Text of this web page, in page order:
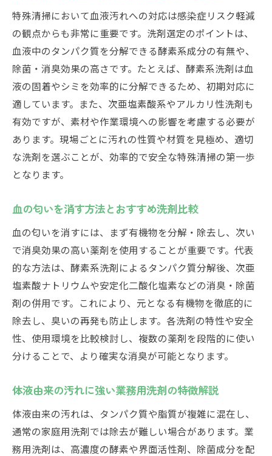
特殊清掃において血液汚れへの対応は感染症リスク軽減
の観点からも非常に重要です。洗剤選定のポイントは、
血液中のタンパク質を分解できる酵素系成分の有無や、
除菌・消臭効果の高さです。たとえば、酵素系洗剤は血
液の固着やシミを効率的に分解できるため、初期対応に
適しています。また、次亜塩素酸系やアルカリ性洗剤も
有効ですが、素材や作業環境への影響を考慮する必要が
あります。現場ごとに汚れの性質や材質を見極め、適切
な洗剤を選ぶことが、効率的で安全な特殊清掃の第一歩
となります。
血の匂いを消す方法とおすすめ洗剤比較
血の匂いを消すには、まず有機物を分解・除去し、次い
で消臭効果の高い薬剤を使用することが重要です。代表
的な方法は、酵素系洗剤によるタンパク質分解後、次亜
塩素酸ナトリウムや安定化二酸化塩素などの消臭・除菌
剤の併用です。これにより、元となる有機物を徹底的に
除去し、臭いの再発も防止します。各洗剤の特性や安全
性、使用環境を比較検討し、複数の薬剤を段階的に使い
分けることで、より確実な消臭が可能となります。
体液由来の汚れに強い業務用洗剤の特徴解説
体液由来の汚れは、タンパク質や脂質が複雑に混在し、
通常の家庭用洗剤では除去が難しい場合があります。業
務用洗剤は、高濃度の酵素や界面活性剤、除菌成分を配